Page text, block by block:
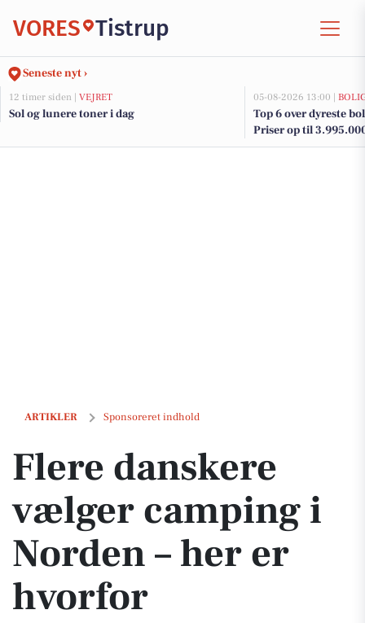
VORES Tistrup
Seneste nyt ›
12 timer siden | VEJRET
Sol og lunere toner i dag
05-08-2026 13:00 |
Top 6 over dyreste
Priser op til
ARTIKLER Sponsoreret indhold
Flere danskere vælger camping i Norden – her er hvorfor
Flere danskere
vælger camping i
Norden – her er
hvorfor